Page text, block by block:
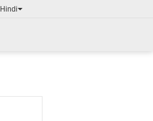
Hindi